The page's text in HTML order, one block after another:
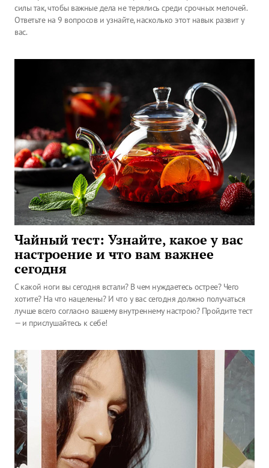
силы так, чтобы важные дела не терялись среди срочных мелочей.
Ответьте на 9 вопросов и узнайте, насколько этот навык развит у
вас.
Чайный тест: Узнайте, какое у вас
настроение и что вам важнее
сегодня
С какой ноги вы сегодня встали? В чем нуждаетесь острее? Чего
хотите? На что нацелены? И что у вас сегодня должно получаться
лучше всего согласно вашему внутреннему настрою? Пройдите тест
— и прислушайтесь к себе!